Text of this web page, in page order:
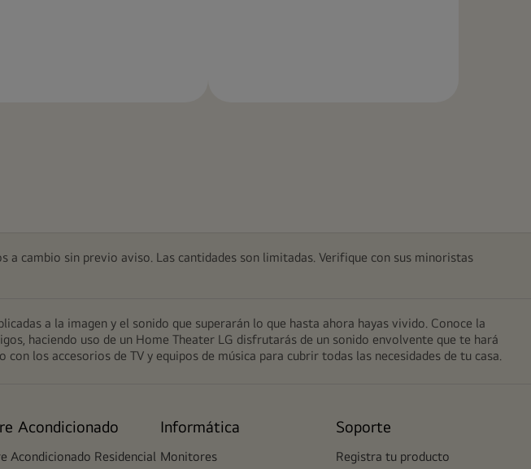
cambio sin previo aviso. Las cantidades son limitadas. Verifique con sus minoristas
a la imagen y el sonido que superarán lo que hasta ahora hayas vivido. Conoce la
haciendo uso de un Home Theater LG disfrutarás de un sonido envolvente que te hará
los accesorios de TV y equipos de música para cubrir todas las necesidades de tu casa.
Acondicionado
Acondicionado Residencial
Informática
Monitores
Soporte
Registra tu producto